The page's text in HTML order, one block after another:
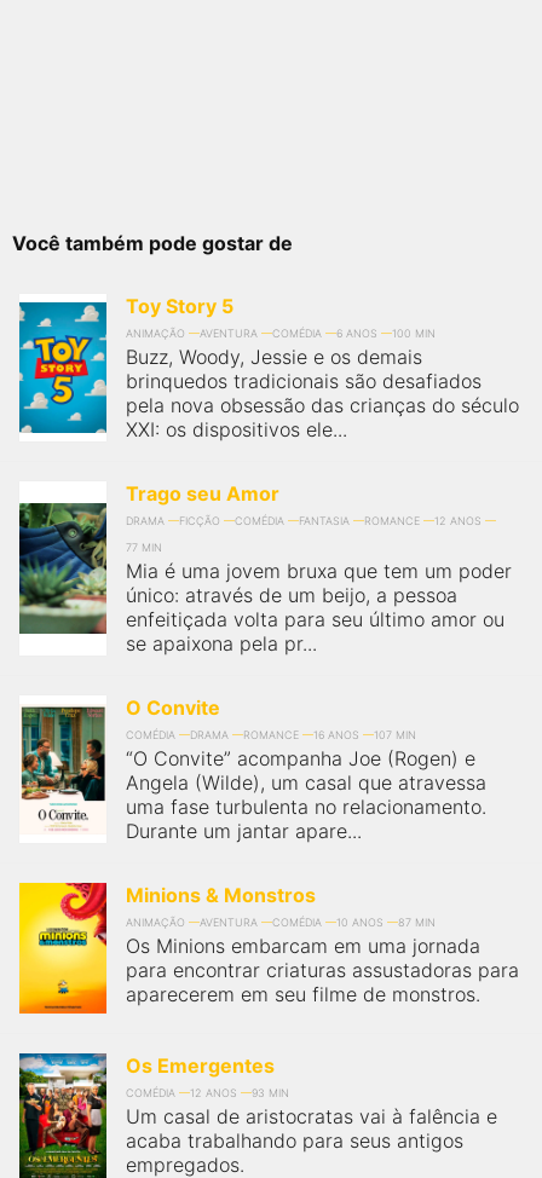
Você também pode gostar de
Toy Story 5
ANIMAÇÃO AVENTURA COMÉDIA 6 ANOS 100 MIN
Buzz, Woody, Jessie e os demais
brinquedos tradicionais são desafiados
pela nova obsessão das crianças do século
XXI: os dispositivos ele...
Trago seu Amor
DRAMA FICÇÃO COMÉDIA FANTASIA ROMANCE
12 ANOS
77 MIN
Mia é uma jovem bruxa que tem um poder
único: através de um beijo, a pessoa
enfeitiçada volta para seu último amor ou
se apaixona pela pr...
O Convite
COMÉDIA DRAMA ROMANCE 16 ANOS 107 MIN
“O Convite” acompanha Joe (Rogen) e
Angela (Wilde), um casal que atravessa
uma fase turbulenta no relacionamento.
Durante um jantar apare...
Minions & Monstros
ANIMAÇÃO AVENTURA COMÉDIA 10 ANOS 87 MIN
Os Minions embarcam em uma jornada
para encontrar criaturas assustadoras para
aparecerem em seu filme de monstros.
Os Emergentes
COMÉDIA 12 ANOS 93 MIN
Um casal de aristocratas vai à falência e
acaba trabalhando para seus antigos
empregados.